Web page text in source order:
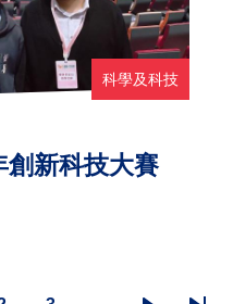
科學及科技
創新科技大賽